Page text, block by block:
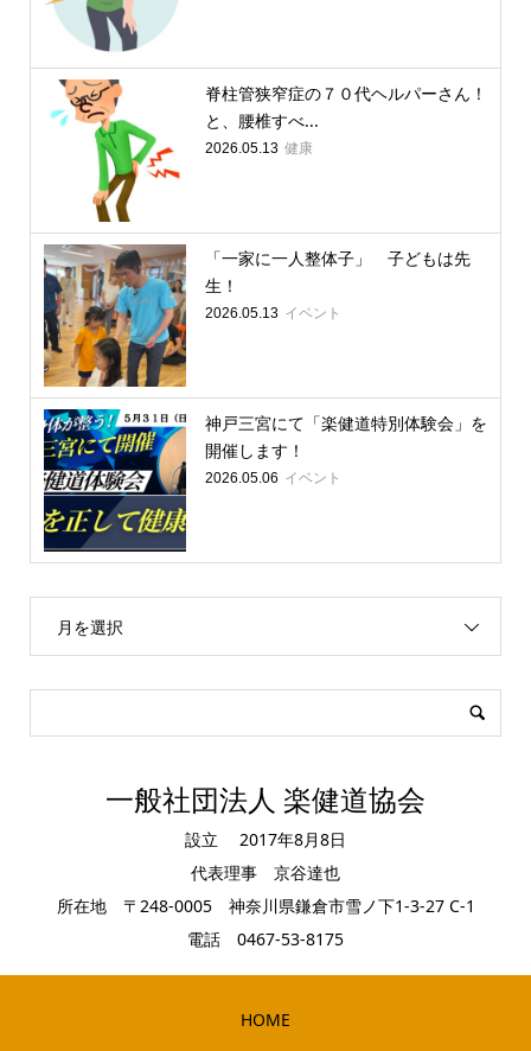
脊柱管狭窄症の７０代ヘルパーさん！
と、腰椎すべ...
2026.05.13 健康
「一家に一人整体子」 子どもは先
生！
2026.05.13 イベント
神戸三宮にて「楽健道特別体験会」を
開催します！
2026.05.06 イベント
月を選択
一般社団法人 楽健道協会
設立 2017年8月8日
代表理事 京谷達也
所在地 〒248-0005 神奈川県鎌倉市雪ノ下1-3-27 C-1
電話 0467-53-8175
HOME